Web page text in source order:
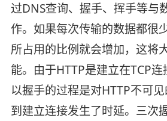
过DNS查询、握手、挥手等与
作。如果每次传输的数据都很
所占用的比例就会增加，这将
能。由于HTTP是建立在TCP
以握手的过程是对HTTP不可
到建立连接发生了时延。三次